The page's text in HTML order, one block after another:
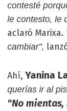
contesté
le contesto, le
aclaró Marixa.
cambiar",
Ahí,Yanina
querías ir al
"No mientas,